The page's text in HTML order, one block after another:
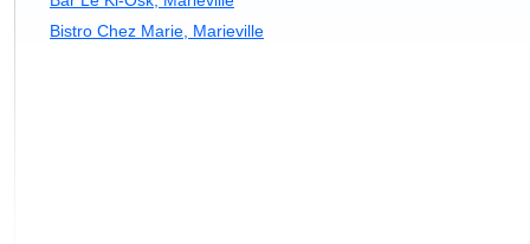
Bistro Chez Marie, Marieville